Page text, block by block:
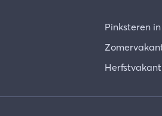
Pinksteren